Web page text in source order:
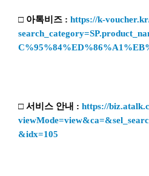
□ 아톡비즈 : https://k-
□ 서비스 안내 : https://
&idx=105